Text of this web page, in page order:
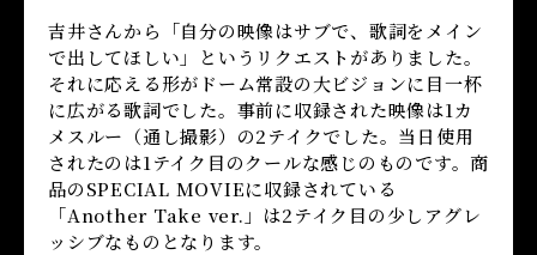
吉井さんから「自分の映像はサブで、歌詞をメイン
で出してほしい」というリクエストがありました。
それに応える形がドーム常設の大ビジョンに目一杯
に広がる歌詞でした。事前に収録された映像は1カ
メスルー（通し撮影）の2テイクでした。当日使用
されたのは1テイク目のクールな感じのものです。商
品のSPECIAL MOVIEに収録されている
「Another Take ver.」は2テイク目の少しアグレ
ッシブなものとなります。